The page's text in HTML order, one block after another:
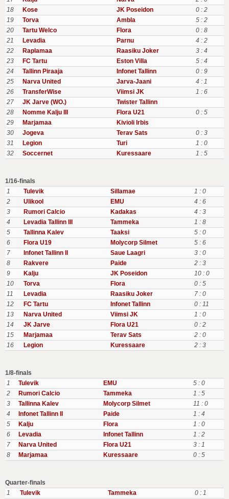
18
Kose JK Poseidon
0 : 2
19
Torva Ambla
5 : 2
20
Tartu Welco Flora
0 : 8
21
Levadia Parnu
4 : 2
22
Raplamaa Raasiku Joker
3 : 4
23
FC Tartu Eston Villa
5 : 4
24
Tallinn Piraaja Infonet Tallinn
0 : 9
25
Narva United Jarva-Jaani
4 : 1
26
TransferWise Viimsi JK
1 : 6
27
JK Jarve (WO.)
Twister Tallinn
28
Nomme Kalju III Flora U21
0 : 5
29
Marjamaa
Kivioli Irbis
30
Jogeva Terav Sats
0 : 3
31
Legion Turi
1 : 0
32
Soccernet Kuressaare 1 : 5
1/16-finals
1
Tulevik Sillamae
1 : 0
2
Ulikool EMU
4 : 6
3
Rumori Calcio Kadakas
4 : 3
4
Levadia Tallinn III Tammeka
1 : 8
5
Tallinna Kalev Taaksi
5 : 0
6
Flora U19 Molycorp Silmet
5 : 6
7
Infonet Tallinn II Saue Laagri
3 : 0
8
Rakvere Paide
2 : 3
9
Kalju JK Poseidon
10 : 0
10
Torva Flora
0 : 5
11
Levadia Raasiku Joker
7 : 0
12
FC Tartu Infonet Tallinn
0 : 11
13
Narva United Viimsi JK
1 : 0
14
JK Jarve Flora U21
0 : 2
15
Marjamaa Terav Sats
2 : 0
16
Legion Kuressaare 2 : 3
1/8-finals
1
Tulevik EMU
5 : 0
2
Rumori Calcio Tammeka
1 : 5
3
Tallinna Kalev Molycorp Silmet
11 : 0
4
Infonet Tallinn II Paide
1 : 4
5
Kalju Flora
1 : 0
6
Levadia Infonet Tallinn
1 : 2
7
Narva United Flora U21
3 : 1
8
Marjamaa Kuressaare 0 : 5
Quarter-finals
1
Tulevik Tammeka
0 : 1